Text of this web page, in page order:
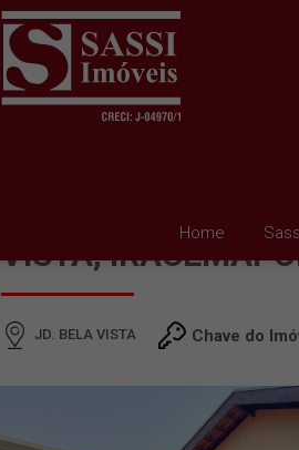
Home
VISTA,
JD. BELA VISTA Chave do